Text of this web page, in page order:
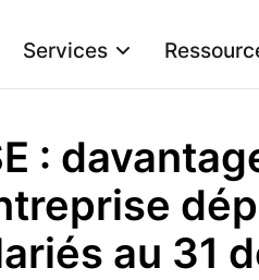
Services
:
au 31